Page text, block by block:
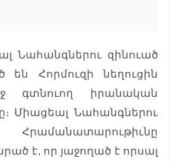
Նահանգներու զինուած
են Հորմուզի նեղուցին
գտնուող իրանական
Միացեալ Նահանգներու
է, որ յաջողած է որսալ